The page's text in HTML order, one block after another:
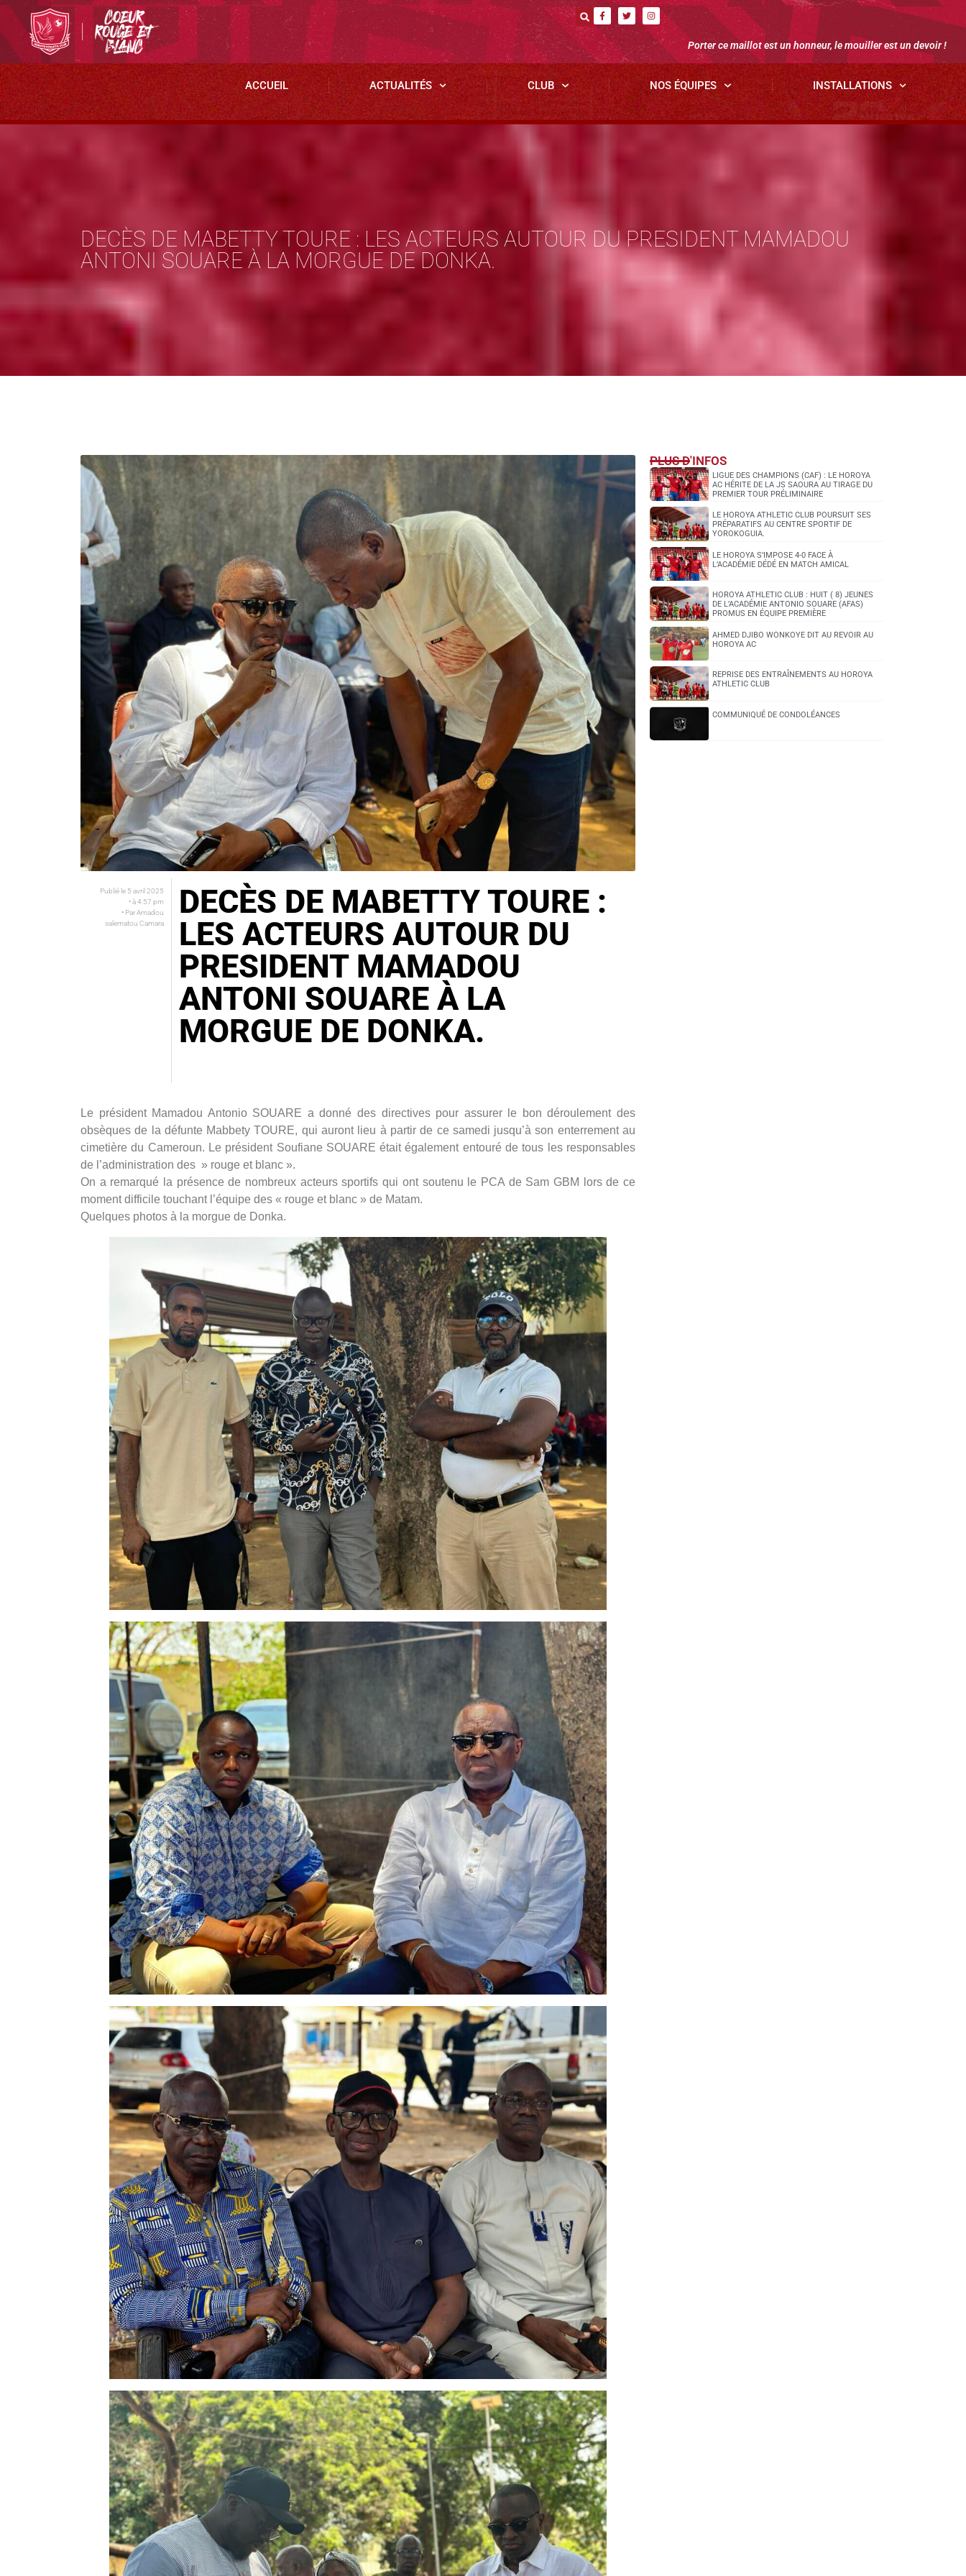
Porter ce maillot est un honneur, le mouiller est un devoir !
ACCUEIL ACTUALITÉS CLUB NOS ÉQUIPES INSTALLATIONS
DECÈS DE MABETTY TOURE : LES ACTEURS AUTOUR DU PRESIDENT MAMADOU
ANTONI SOUARE À LA MORGUE DE DONKA.
Publié le 5 avril 2025
• à4:57 pm
• ParAmadou
salematou Camara
DECÈS DE MABETTY TOURE :
LES ACTEURS AUTOUR DU
PRESIDENT MAMADOU
ANTONI SOUARE À LA
MORGUE DE DONKA.
Le président Mamadou Antonio SOUARE a donné des directives pour assurer le bon déroulement des
obsèques de la défunte Mabbety TOURE, qui auront lieu à partir de ce samedi jusqu’à son enterrement au
cimetière du Cameroun. Le président Soufiane SOUARE était également entouré de tous les responsables
de l’administration des » rouge et blanc ».
On a remarqué la présence de nombreux acteurs sportifs qui ont soutenu le PCA de Sam GBM lors de ce
moment difficile touchant l’équipe des « rouge et blanc » de Matam.
Quelques photos à la morgue de Donka.
PLUS D'INFOS
LIGUE DES CHAMPIONS (CAF) : LE HOROYA
AC HÉRITE DE LA JS SAOURA AU TIRAGE DU
PREMIER TOUR PRÉLIMINAIRE
LE HOROYA ATHLETIC CLUB POURSUIT SES
PRÉPARATIFS AU CENTRE SPORTIF DE
YOROKOGUIA.
LE HOROYA S’IMPOSE 4-0 FACE À
L’ACADÉMIE DÉDÉ EN MATCH AMICAL
HOROYA ATHLETIC CLUB : HUIT ( 8) JEUNES
DE L’ACADÉMIE ANTONIO SOUARE (AFAS)
PROMUS EN ÉQUIPE PREMIÈRE
AHMED DJIBO WONKOYE DIT AU REVOIR AU
HOROYA AC
REPRISE DES ENTRAÎNEMENTS AU HOROYA
ATHLETIC CLUB
COMMUNIQUÉ DE CONDOLÉANCES